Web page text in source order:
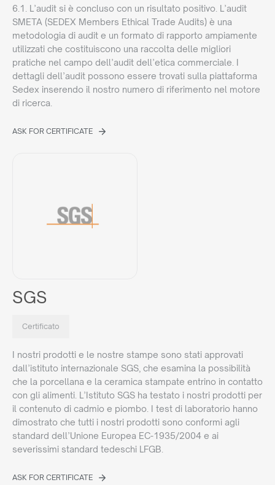
6.1. L’audit si è concluso con un risultato positivo. L’audit
SMETA (SEDEX Members Ethical Trade Audits) è una
metodologia di audit e un formato di rapporto ampiamente
utilizzati che costituiscono una raccolta delle migliori
pratiche nel campo dell’audit dell’etica commerciale. I
dettagli dell’audit possono essere trovati sulla piattaforma
Sedex inserendo il nostro numero di riferimento nel motore
di ricerca.
ASK FOR CERTIFICATE
SGS
Certificato
I nostri prodotti e le nostre stampe sono stati approvati
dall’istituto internazionale SGS, che esamina la possibilità
che la porcellana e la ceramica stampate entrino in contatto
con gli alimenti. L’Istituto SGS ha testato i nostri prodotti per
il contenuto di cadmio e piombo. I test di laboratorio hanno
dimostrato che tutti i nostri prodotti sono conformi agli
standard dell’Unione Europea EC-1935/2004 e ai
severissimi standard tedeschi LFGB.
ASK FOR CERTIFICATE